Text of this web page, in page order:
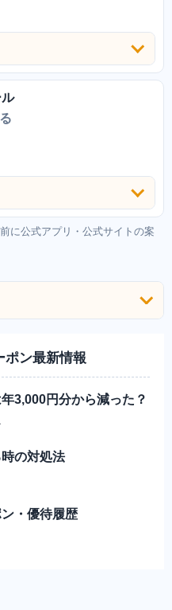
に公式アプリ・公式サイトの案
ポン最新情報
3,000円分から減った？
の対処法
・優待履歴